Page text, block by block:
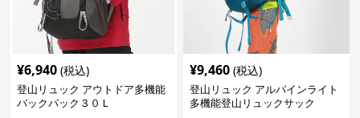
¥6,940 (税込)
登山リュック アウトドア多機能
バックパック３０Ｌ
¥9,460 (税込)
登山リュック アルパインライト
多機能登山リュックサック